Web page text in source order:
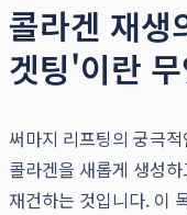
콜라겐 재생
겟팅'이란
써마지 리프팅의 궁극
콜라겐을 새롭게 생성
재건하는 것입니다. 이